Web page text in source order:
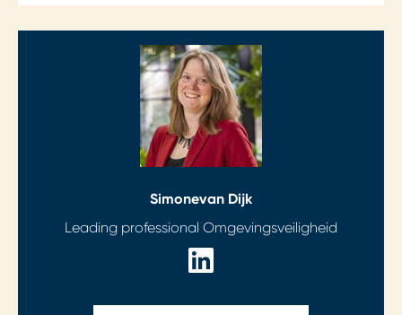
Simonevan Dijk
Leading professional Omgevingsveiligheid